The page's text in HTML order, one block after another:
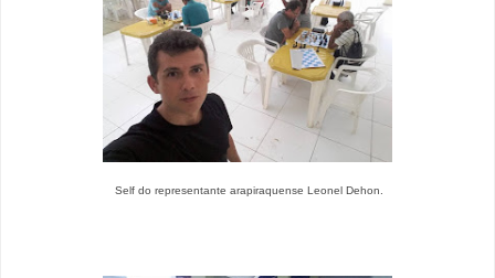
Self do representante arapiraquense Leonel Dehon.